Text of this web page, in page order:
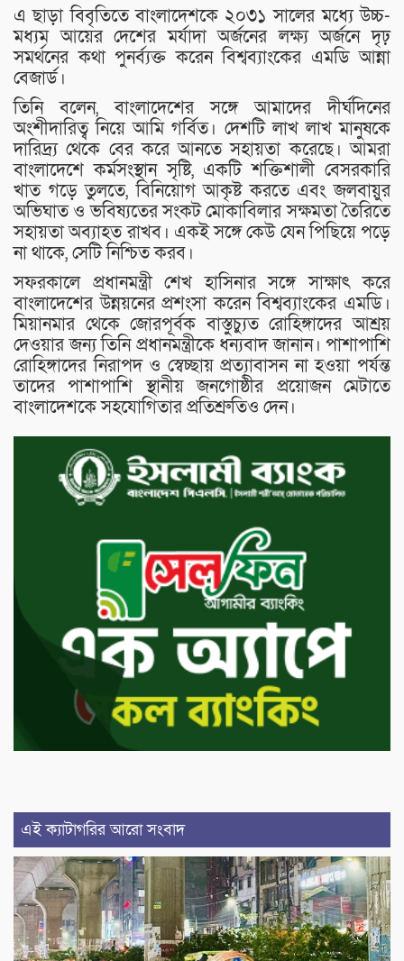
এ ছাড়া বিবৃতিতে বাংলাদেশকে ২০৩১ সালের মধ্যে উচ্চ-
মধ্যম আয়ের দেশের মর্যাদা অর্জনের লক্ষ্য অর্জনে দৃঢ়
সমর্থনের কথা পুনর্ব্যক্ত করেন বিশ্বব্যাংকের এমডি আন্না
বেজার্ড।
তিনি বলেন, বাংলাদেশের সঙ্গে আমাদের দীর্ঘদিনের
অংশীদারিত্ব নিয়ে আমি গর্বিত। দেশটি লাখ লাখ মানুষকে
দারিদ্র্য থেকে বের করে আনতে সহায়তা করেছে। আমরা
বাংলাদেশে কর্মসংস্থান সৃষ্টি, একটি শক্তিশালী বেসরকারি
খাত গড়ে তুলতে, বিনিয়োগ আকৃষ্ট করতে এবং জলবায়ুর
অভিঘাত ও ভবিষ্যতের সংকট মোকাবিলার সক্ষমতা তৈরিতে
সহায়তা অব্যাহত রাখব। একই সঙ্গে কেউ যেন পিছিয়ে পড়ে
না থাকে, সেটি নিশ্চিত করব।
সফরকালে প্রধানমন্ত্রী শেখ হাসিনার সঙ্গে সাক্ষাৎ করে
বাংলাদেশের উন্নয়নের প্রশংসা করেন বিশ্বব্যাংকের এমডি।
মিয়ানমার থেকে জোরপূর্বক বাস্তুচ্যুত রোহিঙ্গাদের আশ্রয়
দেওয়ার জন্য তিনি প্রধানমন্ত্রীকে ধন্যবাদ জানান। পাশাপাশি
রোহিঙ্গাদের নিরাপদ ও স্বেচ্ছায় প্রত্যাবাসন না হওয়া পর্যন্ত
তাদের পাশাপাশি স্থানীয় জনগোষ্ঠীর প্রয়োজন মেটাতে
বাংলাদেশকে সহযোগিতার প্রতিশ্রুতিও দেন।
এই ক্যাটাগরির আরো সংবাদ